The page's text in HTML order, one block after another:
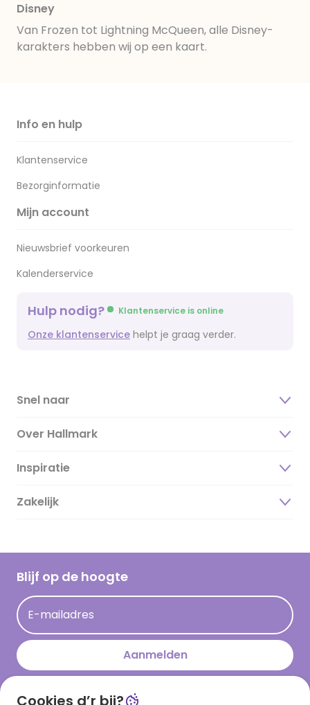
Disney
Van Frozen tot Lightning McQueen, alle Disney-
karakters hebben wij op een kaart.
Info en hulp
Klantenservice
Bezorginformatie
Mijn account
Nieuwsbrief voorkeuren
Kalenderservice
Hulp nodig? Klantenservice is online
Onze klantenservice helpt je graag verder.
Snel naar
Over Hallmark
Over ons
Duurzaamheid
Hallmark Kaartclub
Acties
Persberichten
Hallmark en Kinderpostzegels
Inspiratie
Magazine
Cadeau inspiratie
Kaartinspiratie
Zakelijk
Blijf op de hoogte
E-mailadres
Aanmelden
Cookies d’r bij?